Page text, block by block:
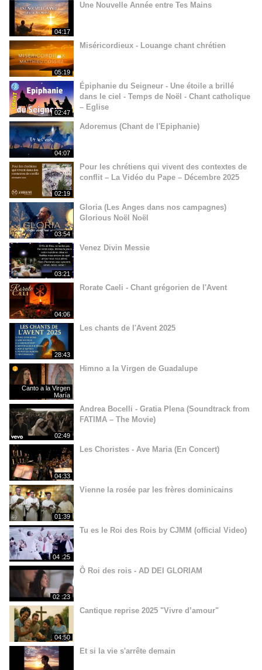
04:17
Une Nouvelle Année entre Tes Mains
05:19
Miséricordieux - Louange chant chrétien
02:47
Épiphanie du Seigneur - Une étoile a brillé
dans le ciel - Temps de Noël - Chant catholique
– Eglise
04:07
Adoremus (Chant de l'Epiphanie)
02:19
Pour les chrétiens qui vivent des contextes de
conflit – La Vidéo du Pape – Décembre 2025
03:54
Gloria (Les Anges dans nos campagnes)
Glorious Noël Noël
03:21
Venez Divin Messie
04:06
Rorate Caeli - Chant grégorien de l'Avent
28:43
Les chants de l'Avent 2025
Canto a la Virgen
María
Himno a la Virgen de Guadalupe
02:49
Andrea Bocelli - Gratia Plena (Soundtrack from
FATIMA – The Movie)
04:33
Les Choristes - Ave Maria (En Concert)
01:39
Vienne la rosée par les frères dominicains
04 :25
Tu es le Roi des Rois by CJMM (official Video)
02 :23
Ô Roi des rois - AD DEI GLORIAM
04:50
Cantique reprise 2025 "Vivre d’amour"
Et si la vie s'arrête demain